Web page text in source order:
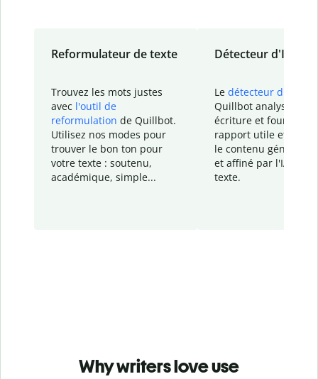
Reformulateur de texte
Trouvez les mots justes
avec l'outil de
reformulation de Quillbot.
Utilisez nos modes pour
trouver le bon ton pour
votre texte : soutenu,
académique, simple...
Détecteur d'IA
Le détecteur d'IA
Quillbot analyse votre
écriture et fournit un
rapport utile et
le contenu généré
et affiné par l'IA
texte.
Why writers love use